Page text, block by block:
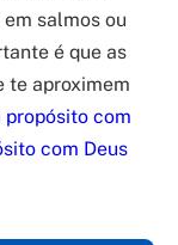
salmos ou
é que as
te aproximem
com
com Deus